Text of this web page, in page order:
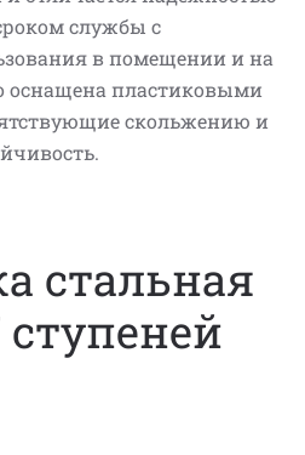
службы с
в помещении и на
оснащена пластиковыми
скольжению и
стальная